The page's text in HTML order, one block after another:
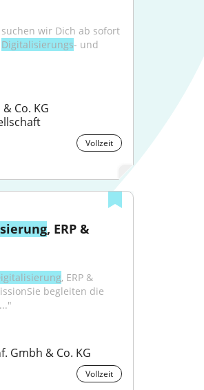
wir Dich ab sofort
Digitalisierungs- und
Co. KG
Vollzeit
, ERP &
, ERP &
begleiten die
Gmbh & Co. KG
Vollzeit